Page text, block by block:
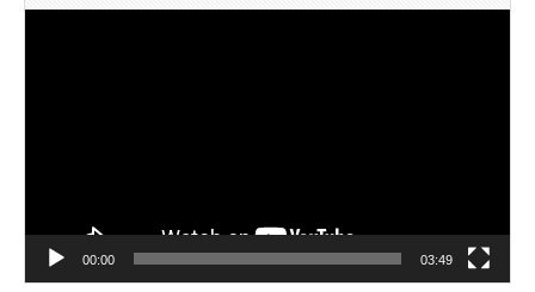
00:00 03:49